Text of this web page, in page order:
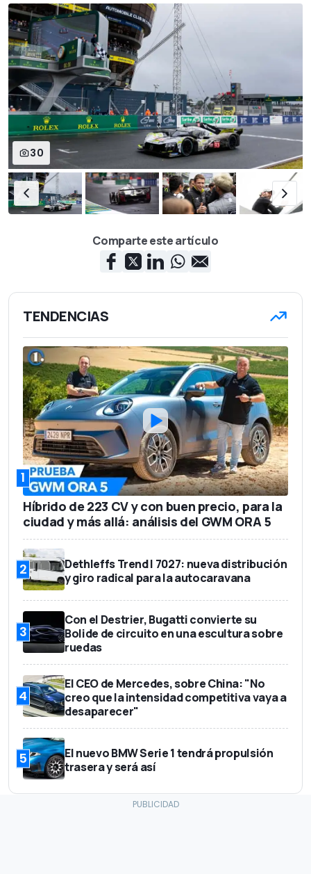
30
Comparte este artículo
TENDENCIAS
1
Híbrido de 223 CV y con buen precio, para la
ciudad y más allá: análisis del GWM ORA 5
2
Dethleffs Trend I 7027: nueva distribución
y giro radical para la autocaravana
3
Con el Destrier, Bugatti convierte su
Bolide de circuito en una escultura sobre
ruedas
4
El CEO de Mercedes, sobre China: "No
creo que la intensidad competitiva vaya a
desaparecer"
5
El nuevo BMW Serie 1 tendrá propulsión
trasera y será así